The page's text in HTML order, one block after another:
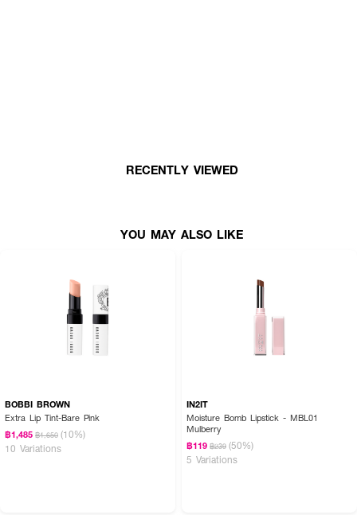
มอบสีสันสดใสให้ริมฝีปากคงทนยาวนาน 8 ชั่วโมง
How to Use :
· เกลี่ยลิปบาล์มเบาๆบนริมฝีปาก แนะนำให้หมุนขึ้นเพียงเล็กน้อย ไม่เกิน 2 มม.
RECENTLY VIEWED
YOU MAY ALSO LIKE
BOBBI BROWN
Extra Lip Tint-Bare Pink
฿1,485 ฿1,650 (10%)
10 Variations
IN2IT
Moisture Bomb Lipstick - MBL01
Mulberry
฿119 ฿239 (50%)
5 Variations